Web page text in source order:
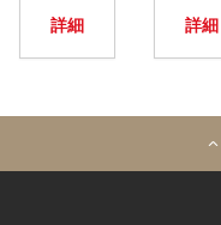
詳細 詳細